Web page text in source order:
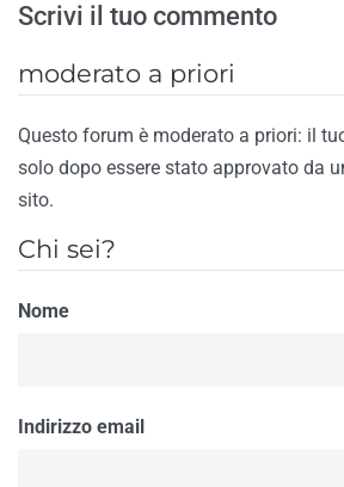
Scrivi il tuo commento
moderato a priori
Questo forum è moderato a priori: il
solo dopo essere stato approvato da
sito.
Chi sei?
Nome
Indirizzo email